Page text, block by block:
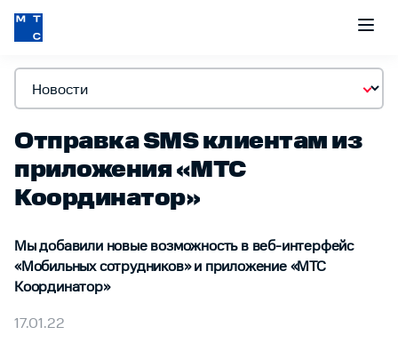
Отправка SMS клиентам из
приложения «МТС
Координатор»
Мы добавили новые возможность в веб-интерфейс
«Мобильных сотрудников» и приложение «МТС
Координатор»
17.01.22